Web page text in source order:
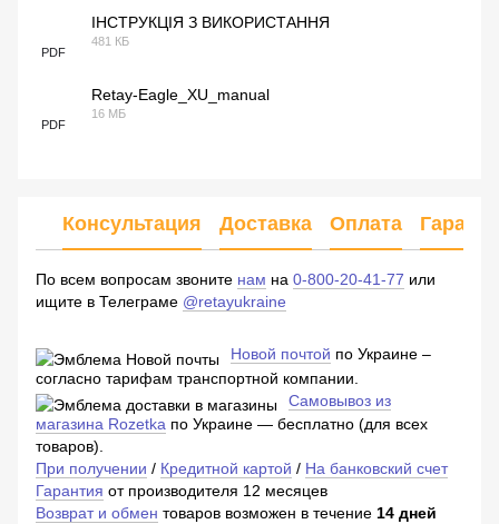
PDF
ІНСТРУКЦІЯ З ВИКОРИСТАННЯ
481 КБ
PDF
Retay-Eagle_XU_manual
16 МБ
Консультация Доставка Оплата
По всем вопросам звоните нам на 0-800-20-41-77 или
ищите в Телеграме @retayukraine
Новой почтой по Украине –
согласно тарифам транспортной компании.
Самовывоз из
магазина Rozetka по Украине — бесплатно (для всех
товаров).
При получении / Кредитной картой / На банковский счет
Гарантия от производителя 12 месяцев
Возврат и обмен товаров возможен в течение 14 дней